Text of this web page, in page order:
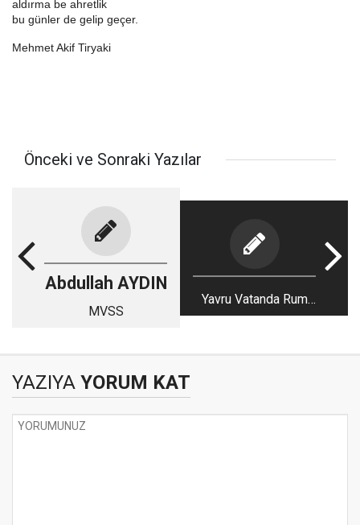
aldırma be ahretlik
bu günler de gelip geçer.
Mehmet Akif Tiryaki
Önceki ve Sonraki Yazılar
Abdullah AYDIN
MVSS
Yavru Vatanda Rum
Kuklaları
YAZIYA YORUM KAT